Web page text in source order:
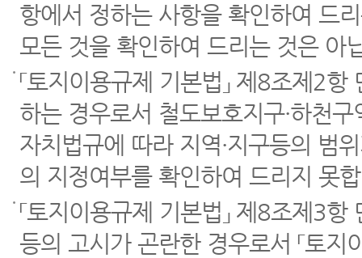
항에서 정하는 사항을 확인하여 드
모든 것을 확인하여 드리는 것은 아
「토지이용규제 기본법」 제8조제2
하는 경우로서 철도보호지구·하천
자치법규에 따라 지역·지구등의 범
의 지정여부를 확인하여 드리지 못
「토지이용규제 기본법」 제8조제3
등의 고시가 곤란한 경우로서 「토